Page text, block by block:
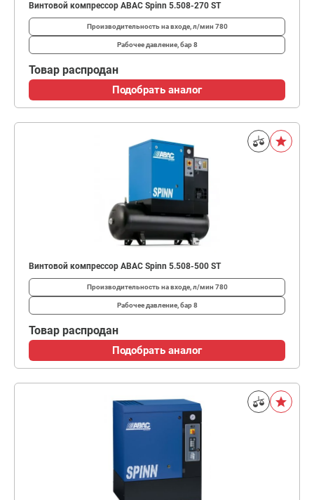
Винтовой компрессор ABAC Spinn 5.508-270 ST
Производительность на входе, л/мин 780
Рабочее давление, бар8
Товар распродан
Подобрать аналог
Винтовой компрессор ABAC Spinn 5.508-500 ST
Производительность на входе, л/мин 780
Рабочее давление, бар8
Товар распродан
Подобрать аналог